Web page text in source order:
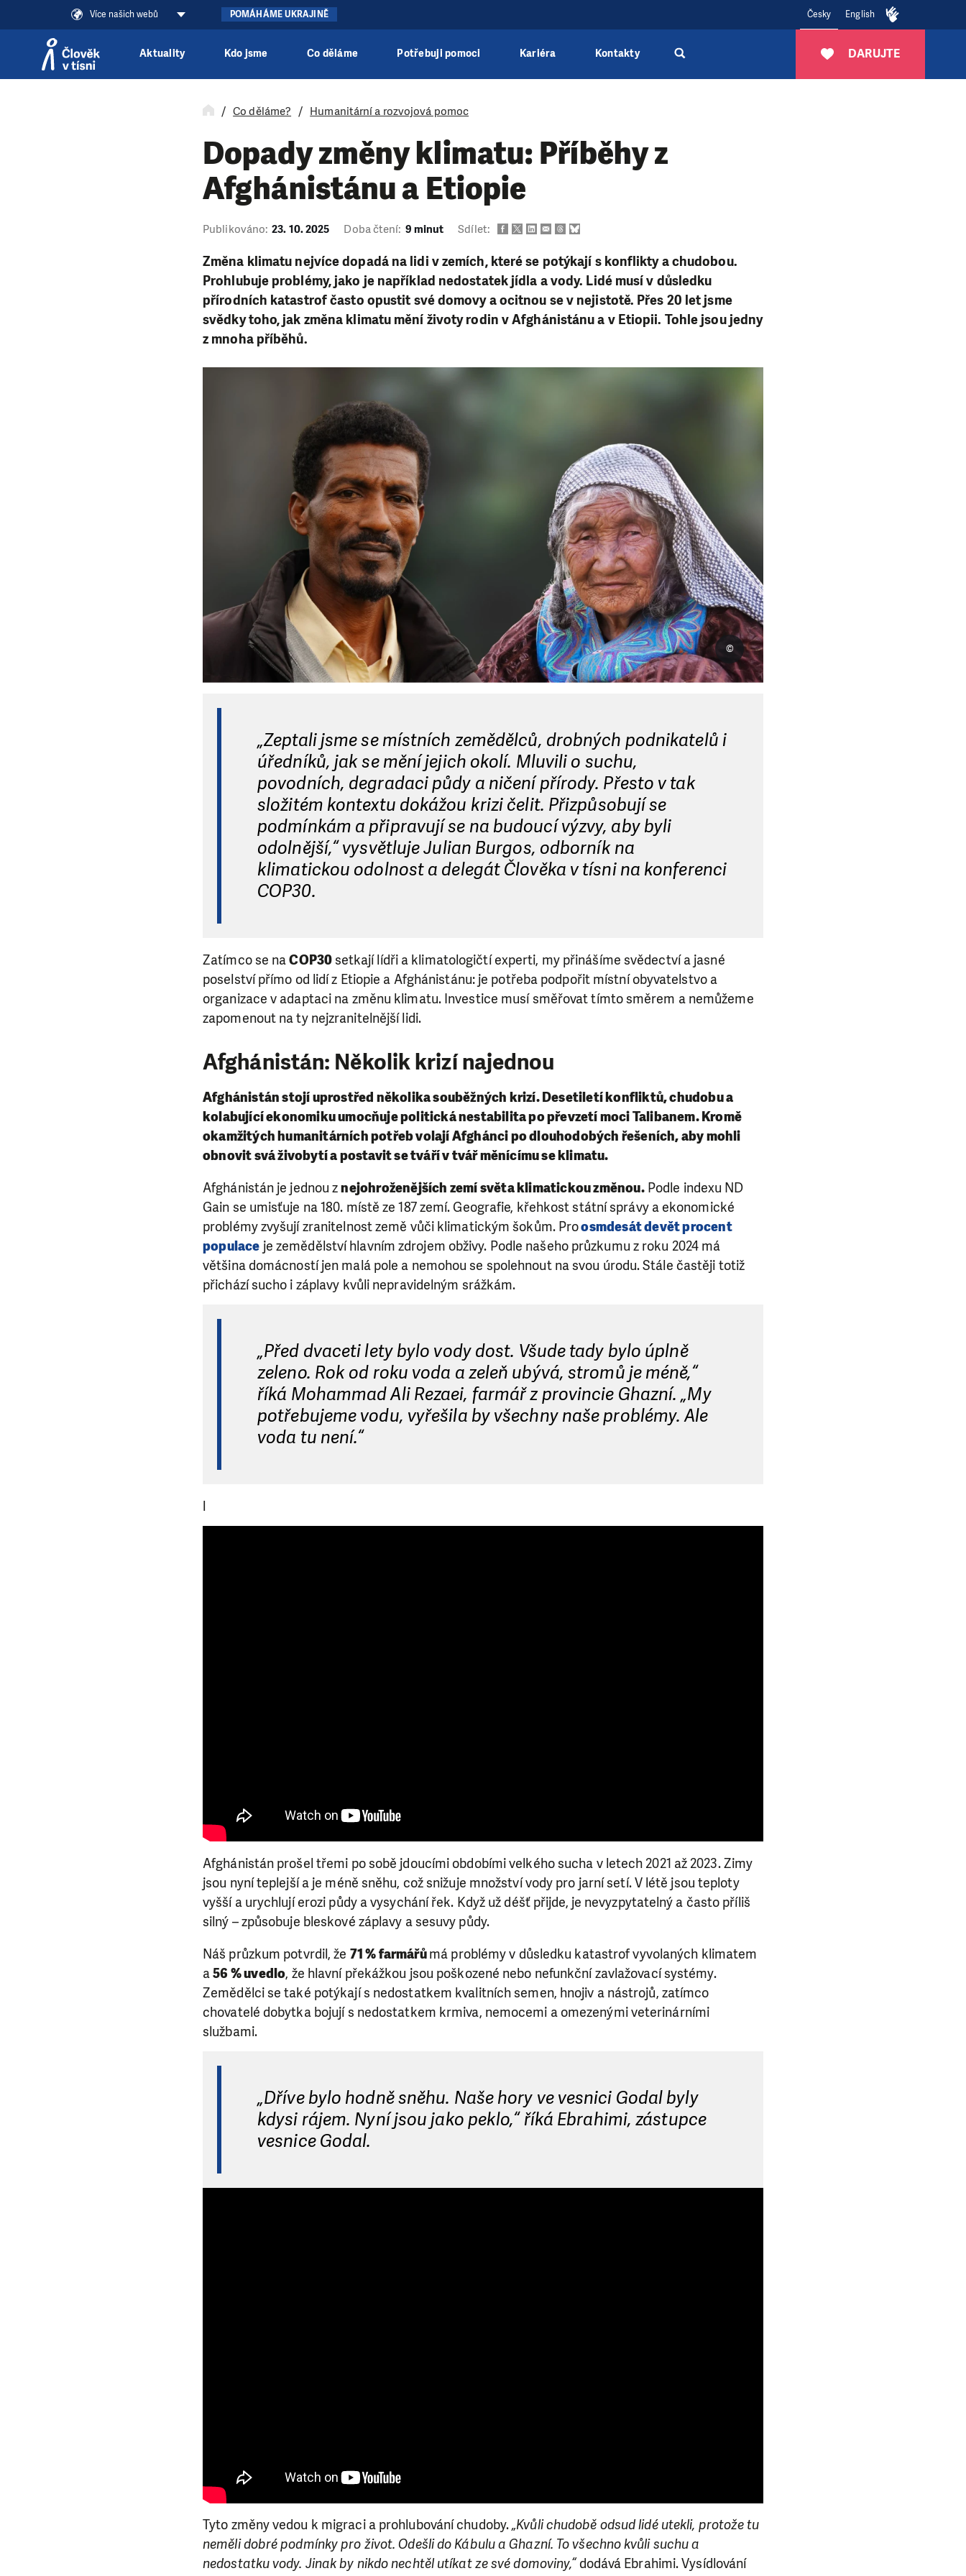
Více našich webů POMÁHÁME UKRAJINĚ Česky English
DARUJTE
Aktuality Kdo jsme Co děláme Potřebuji pomoci Kariéra Kontakty
Co děláme? Humanitární a rozvojová pomoc
Dopady změny klimatu: Příběhy z
Afghánistánu a Etiopie
Publikováno: 23. 10. 2025 Doba čtení: 9 minut Sdílet:
Změna klimatu nejvíce dopadá na lidi v zemích, které se potýkají s konflikty a chudobou.
Prohlubuje problémy, jako je například nedostatek jídla a vody. Lidé musí v důsledku
přírodních katastrof často opustit své domovy a ocitnou se v nejistotě. Přes 20 let jsme
svědky toho, jak změna klimatu mění životy rodin v Afghánistánu a v Etiopii. Tohle jsou jedny
z mnoha příběhů.
©
„Zeptali jsme se místních zemědělců, drobných podnikatelů i
úředníků, jak se mění jejich okolí. Mluvili o suchu,
povodních, degradaci půdy a ničení přírody. Přesto v tak
složitém kontextu dokážou krizi čelit. Přizpůsobují se
podmínkám a připravují se na budoucí výzvy, aby byli
odolnější,“ vysvětluje Julian Burgos, odborník na
klimatickou odolnost a delegát Člověka v tísni na konferenci
COP30.
Zatímco se naCOP30setkají lídři a klimatologičtí experti, my přinášíme svědectví a jasné
poselství přímo od lidí z Etiopie a Afghánistánu: je potřeba podpořit místní obyvatelstvo a
organizace v adaptaci na změnu klimatu. Investice musí směřovat tímto směrem a nemůžeme
zapomenout na ty nejzranitelnější lidi.
Afghánistán: Několik krizí najednou
Afghánistán stojí uprostřed několika souběžných krizí. Desetiletí konfliktů, chudobu a
kolabující ekonomiku umocňuje politická nestabilita po převzetí moci Talibanem. Kromě
okamžitých humanitárních potřeb volají Afghánci po dlouhodobých řešeních, aby mohli
obnovit svá živobytí a postavit se tváří v tvář měnícímu se klimatu.
Afghánistán je jednou znejohroženějších zemí světa klimatickou změnou.Podle indexu ND
Gain se umisťuje na 180. místě ze 187 zemí. Geografie, křehkost státní správy a ekonomické
problémy zvyšují zranitelnost země vůči klimatickým šokům. Proosmdesát devět procent
populace je zemědělství hlavním zdrojem obživy. Podle našeho průzkumu z roku 2024 má
většina domácností jen malá pole a nemohou se spolehnout na svou úrodu. Stále častěji totiž
přichází sucho i záplavy kvůli nepravidelným srážkám.
„Před dvaceti lety bylo vody dost. Všude tady bylo úplně
zeleno. Rok od roku voda a zeleň ubývá, stromů je méně,“
říká Mohammad Ali Rezaei, farmář z provincie Ghazní. „My
potřebujeme vodu, vyřešila by všechny naše problémy. Ale
voda tu není.“
l
Afghánistán prošel třemi po sobě jdoucími obdobími velkého sucha v letech 2021 až 2023. Zimy
jsou nyní teplejší a je méně sněhu, což snižuje množství vody pro jarní setí. V létě jsou teploty
vyšší a urychlují erozi půdy a vysychání řek. Když už déšť přijde, je nevyzpytatelný a často příliš
silný – způsobuje bleskové záplavy a sesuvy půdy.
Náš průzkum potvrdil, že 71 % farmářůmá problémy v důsledku katastrof vyvolaných klimatem
a56 % uvedlo, že hlavní překážkou jsou poškozené nebo nefunkční zavlažovací systémy.
Zemědělci se také potýkají s nedostatkem kvalitních semen, hnojiv a nástrojů, zatímco
chovatelé dobytka bojují s nedostatkem krmiva, nemocemi a omezenými veterinárními
službami.
„Dříve bylo hodně sněhu. Naše hory ve vesnici Godal byly
kdysi rájem. Nyní jsou jako peklo,“ říká Ebrahimi, zástupce
vesnice Godal.
Tyto změny vedou k migraci a prohlubování chudoby.„Kvůli chudobě odsud lidé utekli, protože tu
neměli dobré podmínky pro život. Odešli do Kábulu a Ghazní. To všechno kvůli suchu a
nedostatku vody. Jinak by nikdo nechtěl utíkat ze své domoviny,“dodává Ebrahimi. Vysídlování